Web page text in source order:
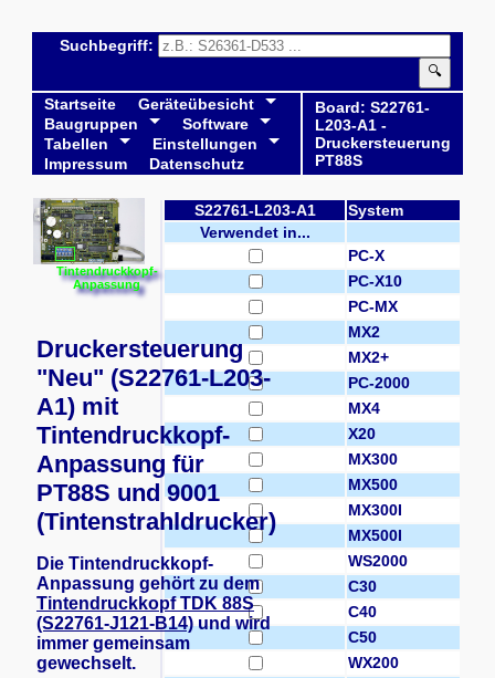
Suchbegriff:
🔍
Startseite
Geräteübesicht
Baugruppen
Software
Tabellen
Einstellungen
Impressum
Datenschutz
Board: S22761-
L203-A1 -
Druckersteuerung
PT88S
Tintendruckkopf-
Anpassung
S22761-L203-A1
System
Verwendet in...
PC-X
PC-X10
PC-MX
MX2
MX2+
PC-2000
MX4
X20
MX300
MX500
MX300I
MX500I
WS2000
C30
C40
C50
WX200
Druckersteuerung
"Neu" (S22761-L203-
A1) mit
Tintendruckkopf-
Anpassung für
PT88S und 9001
(Tintenstrahldrucker)
Die Tintendruckkopf-
Anpassung gehört zu dem
Tintendruckkopf TDK 88S
(S22761-J121-B14)und wird
immer gemeinsam
gewechselt.